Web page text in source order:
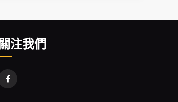
關注我們